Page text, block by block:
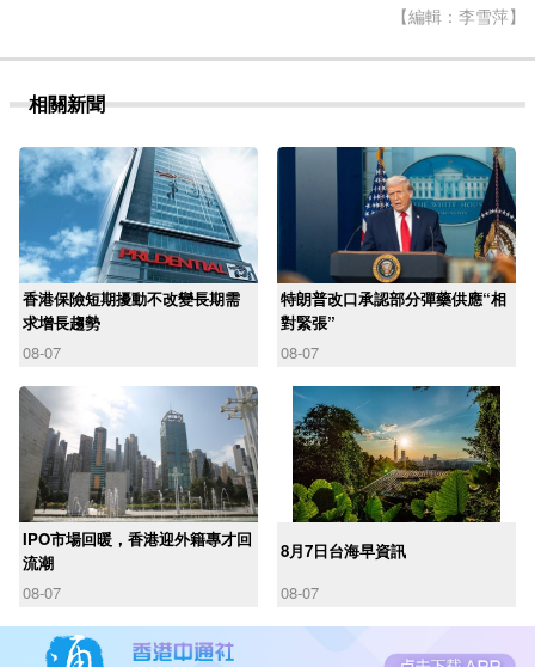
【編輯：李雪萍】
相關新聞
香港保險短期擾動不改變長期需
求增長趨勢
08-07
特朗普改口承認部分彈藥供應“相
對緊張”
08-07
IPO市場回暖，香港迎外籍專才回
流潮
08-07
8月7日台海早資訊
08-07